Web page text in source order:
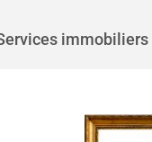
immobiliers